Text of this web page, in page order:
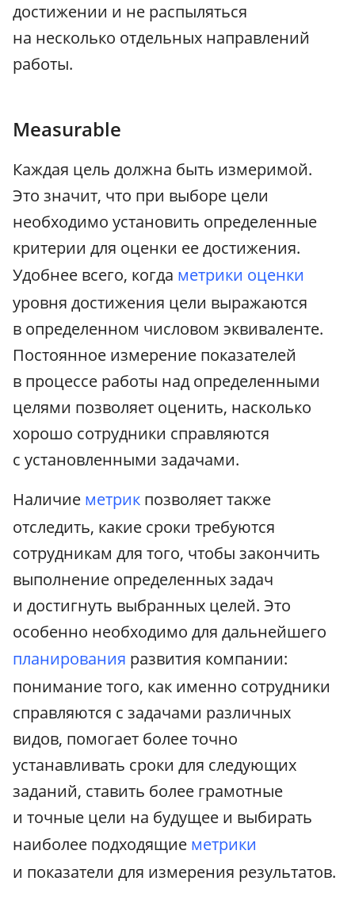
достижении и не распыляться
на несколько отдельных направлений
работы.
Measurable
Каждая цель должна быть измеримой.
Это значит, что при выборе цели
необходимо установить определенные
критерии для оценки ее достижения.
Удобнее всего, когда метрики оценки
уровня достижения цели выражаются
в определенном числовом эквиваленте.
Постоянное измерение показателей
в процессе работы над определенными
целями позволяет оценить, насколько
хорошо сотрудники справляются
с установленными задачами.
Наличие метрик позволяет также
отследить, какие сроки требуются
сотрудникам для того, чтобы закончить
выполнение определенных задач
и достигнуть выбранных целей. Это
особенно необходимо для дальнейшего
планирования развития компании:
понимание того, как именно сотрудники
справляются с задачами различных
видов, помогает более точно
устанавливать сроки для следующих
заданий, ставить более грамотные
и точные цели на будущее и выбирать
наиболее подходящие метрики
и показатели для измерения результатов.